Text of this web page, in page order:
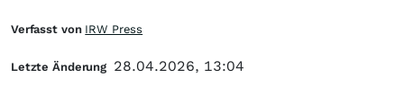
Verfasst von IRW Press
Letzte Änderung 28.04.2026, 13:04